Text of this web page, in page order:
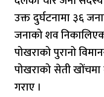
उक्त दुर्घटनामा ३६
जनाको शव
पोखराको पुरानो
पोखराको सेती
गराए ।